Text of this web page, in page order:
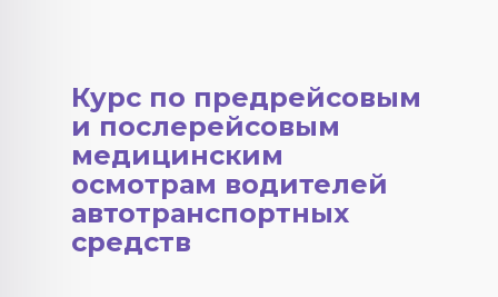
Курс по предрейсовым
и послерейсовым
медицинским
осмотрам водителей
автотранспортных
средств